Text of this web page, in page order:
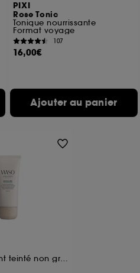
PIXI
Rose Tonic
Tonique nourrissante
Format voyage
107
16,00€
Ajouter au panier
Soin hydratant teinté non gras SPF30